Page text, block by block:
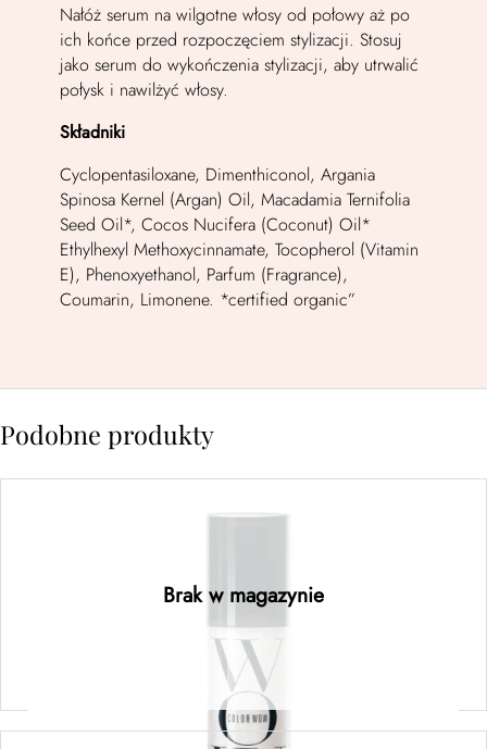
Nałóż serum na wilgotne włosy od połowy aż po
ich końce przed rozpoczęciem stylizacji. Stosuj
jako serum do wykończenia stylizacji, aby utrwalić
połysk i nawilżyć włosy.
Składniki
Cyclopentasiloxane, Dimenthiconol, Argania
Spinosa Kernel (Argan) Oil, Macadamia Ternifolia
Seed Oil*, Cocos Nucifera (Coconut) Oil*
Ethylhexyl Methoxycinnamate, Tocopherol (Vitamin
E), Phenoxyethanol, Parfum (Fragrance),
Coumarin, Limonene. *certified organic”
Podobne produkty
Dowiedz się więcej
Brak w magazynie